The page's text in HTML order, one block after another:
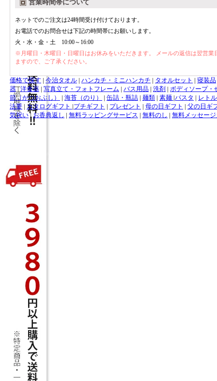
営業時間帯について
ネットでのご注文は24時間受け付けております。
お電話でのお問合せは下記の時間帯にお願いします。
火・水・金・土 10:00～16:00
※月曜日・木曜日・日曜日はお休みをいただきます。 メールの返信は翌営業
ますので、ご了承ください。
価格で探す | 今治タオル | ハンカチ・ミニハンカチ | タオルセット | 寝装品
器|洋食器 | 写真立て・フォトフレーム | バス用品 | 洗剤 | ボディソープ・
節（かつおぶし）
| 海苔（のり） | 缶詰・瓶詰 | 麺類 | 素麺 |パスタ | レト
法要 | カタログギフト |プチギフト | プレゼント | 母の日ギフト | 父の日ギ
気祝い|お香典返し | 無料ラッピングサービス | 無料のし | 無料メッセー